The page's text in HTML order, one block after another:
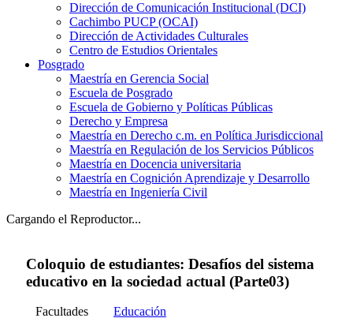
Dirección de Comunicación Institucional (DCI)
Cachimbo PUCP (OCAI)
Dirección de Actividades Culturales
Centro de Estudios Orientales
Posgrado
Maestría en Gerencia Social
Escuela de Posgrado
Escuela de Gobierno y Políticas Públicas
Derecho y Empresa
Maestría en Derecho c.m. en Política Jurisdiccional
Maestría en Regulación de los Servicios Públicos
Maestría en Docencia universitaria
Maestría en Cognición Aprendizaje y Desarrollo
Maestría en Ingeniería Civil
Cargando el Reproductor...
Coloquio de estudiantes: Desafíos del sistema
educativo en la sociedad actual (Parte03)
Facultades Educación